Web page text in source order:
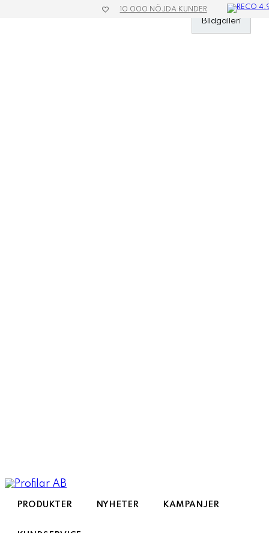
10 000 NÖJDA KUNDER
PRODUKTER NYHETER KAMPANJER
Papperskassar Basic »Papperskasse Basic Natur Small
Bildgalleri